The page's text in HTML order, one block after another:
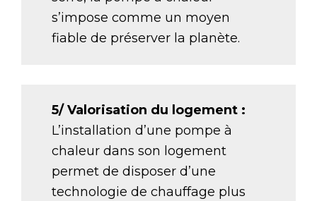
s’impose comme un moyen
fiable de préserver la planète.
5/ Valorisation du logement :
L’installation d’une pompe à
chaleur dans son logement
permet de disposer d’une
technologie de chauffage plus